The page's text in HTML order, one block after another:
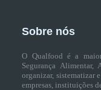
Sobre nós
O Qualfood é a
Segurança
organizar, sistematizar
empresas, instituições